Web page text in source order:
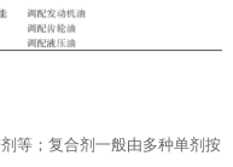
等；复合剂一般由多种单剂按